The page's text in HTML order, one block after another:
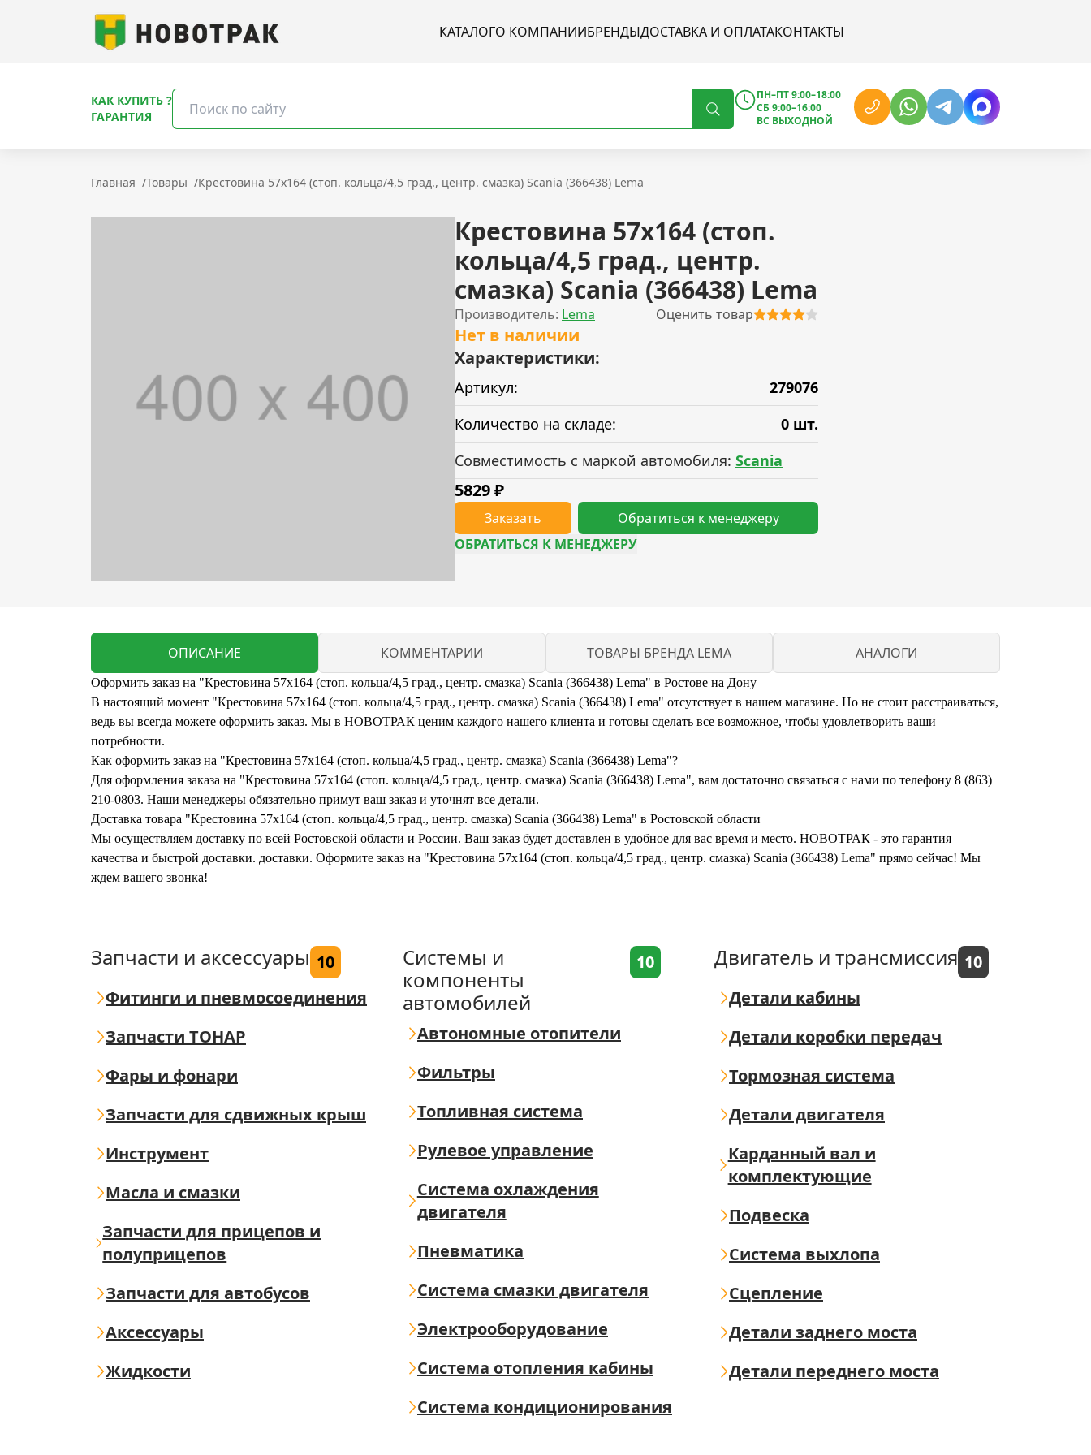
КАТАЛОГО КОМПАНИИБРЕНДЫДОСТАВКА И ОПЛАТАКОНТАКТЫ
КАК КУПИТЬ ?
ГАРАНТИЯ
ПН–ПТ 9:00–18:00
СБ 9:00–16:00
ВС ВЫХОДНОЙ
Главная /Товары /Крестовина 57x164 (стоп. кольца/4,5 град., центр. смазка) Scania (366438) Lema
Крестовина 57x164 (стоп.
кольца/4,5 град., центр.
смазка) Scania (366438) Lema
Производитель: Lema Оценить товар
Нет в наличии
Характеристики:
Артикул:
279076
Количество на складе:
0 шт.
Совместимость с маркой автомобиля: Scania
5829₽
Заказать
Обратиться к менеджеру
ОБРАТИТЬСЯ К МЕНЕДЖЕРУ
ОПИСАНИЕ КОММЕНТАРИИ ТОВАРЫ БРЕНДА LEMA АНАЛОГИ
Оформить заказ на "Крестовина 57x164 (стоп. кольца/4,5 град., центр. смазка) Scania (366438) Lema" в Ростове на Дону
В настоящий момент "Крестовина 57x164 (стоп. кольца/4,5 град., центр. смазка) Scania (366438) Lema" отсутствует в нашем магазине. Но не стоит расстраиваться,
ведь вы всегда можете оформить заказ. Мы в НОВОТРАК ценим каждого нашего клиента и готовы сделать все возможное, чтобы удовлетворить ваши
потребности.
Как оформить заказ на "Крестовина 57x164 (стоп. кольца/4,5 град., центр. смазка) Scania (366438) Lema"?
Для оформления заказа на "Крестовина 57x164 (стоп. кольца/4,5 град., центр. смазка) Scania (366438) Lema", вам достаточно связаться с нами по телефону 8 (863)
210-0803. Наши менеджеры обязательно примут ваш заказ и уточнят все детали.
Доставка товара "Крестовина 57x164 (стоп. кольца/4,5 град., центр. смазка) Scania (366438) Lema" в Ростовской области
Мы осуществляем доставку по всей Ростовской области и России. Ваш заказ будет доставлен в удобное для вас время и место. НОВОТРАК - это гарантия
качества и быстрой доставки. доставки. Оформите заказ на "Крестовина 57x164 (стоп. кольца/4,5 град., центр. смазка) Scania (366438) Lema" прямо сейчас! Мы
ждем вашего звонка!
Запчасти и аксессуары 10
Фитинги и пневмосоединения
Запчасти ТОНАР
Фары и фонари
Запчасти для сдвижных крыш
Инструмент
Масла и смазки
Запчасти для прицепов и
полуприцепов
Запчасти для автобусов
Аксессуары
Жидкости
Системы и
компоненты
автомобилей
10
Автономные отопители
Фильтры
Топливная система
Рулевое управление
Система охлаждения
двигателя
Пневматика
Система смазки двигателя
Электрооборудование
Система отопления кабины
Система кондиционирования
Двигатель и трансмиссия 10
Детали кабины
Детали коробки передач
Тормозная система
Детали двигателя
Карданный вал и
комплектующие
Подвеска
Система выхлопа
Сцепление
Детали заднего моста
Детали переднего моста